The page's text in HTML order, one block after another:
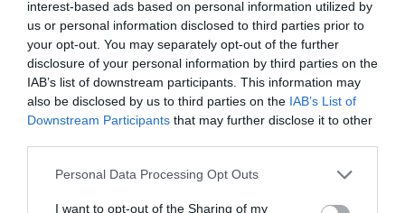
interest-based ads based on personal information utilized by
us or personal information disclosed to third parties prior to
your opt-out. You may separately opt-out of the further
disclosure of your personal information by third parties on the
IAB’s list of downstream participants. This information may
also be disclosed by us to third parties on the IAB’s List of
Downstream Participants that may further disclose it to other
Please note that this website/app uses one or more Google
not limited to your visit or usage behaviour. You may click to
Personal Data Processing Opt Outs
I want to opt-out of the Sharing of my